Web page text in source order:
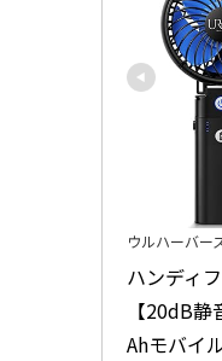
ウルハーバー
ハンディ
【20dB
Ahモバイ